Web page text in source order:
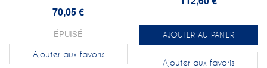
70,05 €
ÉPUISÉ
Ajouter aux favoris
AJOUTER AU PANIER
Ajouter aux favoris